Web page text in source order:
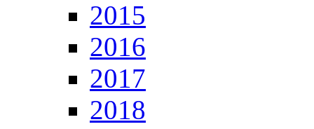
2015
2016
2017
2018